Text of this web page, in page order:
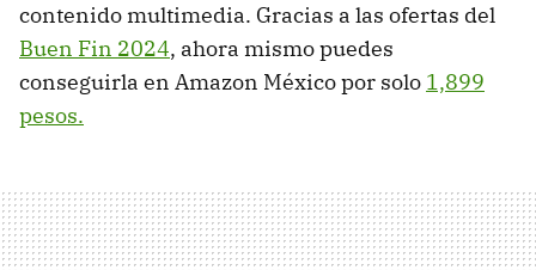
contenido multimedia. Gracias a las ofertas del
Buen Fin 2024, ahora mismo puedes
conseguirla en Amazon México por solo 1,899
pesos.